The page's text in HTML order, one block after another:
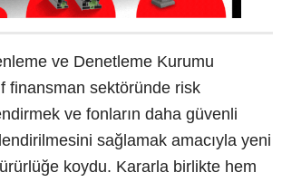
ve Denetleme Kurumu
finansman sektöründe risk
ve fonların daha güvenli
sağlamak amacıyla yeni
koydu. Kararla birlikte hem